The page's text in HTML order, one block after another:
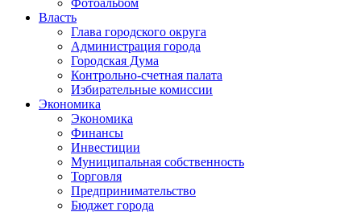
Фотоальбом
Власть
Глава городского округа
Администрация города
Городская Дума
Контрольно-счетная палата
Избирательные комиссии
Экономика
Экономика
Финансы
Инвестиции
Муниципальная собственность
Торговля
Предпринимательство
Бюджет города